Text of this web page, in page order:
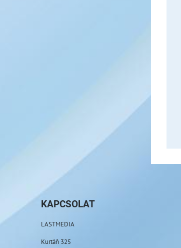
KAPCSOLAT
LASTMEDIA
Kurtáň 325